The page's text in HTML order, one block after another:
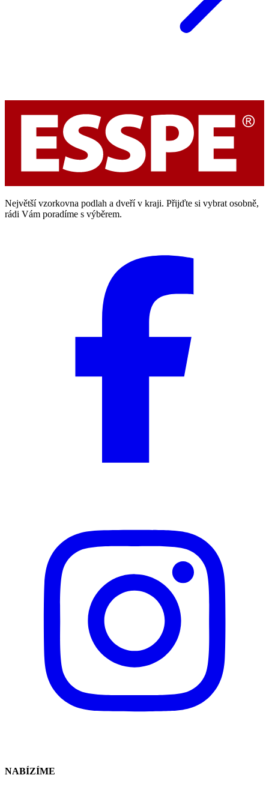
Největší vzorkovna podlah a dveří v kraji. Přijďte si vybrat osobně,
rádi Vám poradíme s výběrem.
NABÍZÍME